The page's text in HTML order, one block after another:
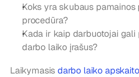
Koks yra skubaus pamainos
procedūra?
Kada ir kaip darbuotojai gali
darbo laiko įrašus?
Laikymasis darbo laiko